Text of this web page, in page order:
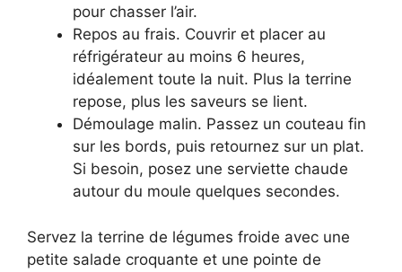
pour chasser l’air.
Repos au frais. Couvrir et placer au
réfrigérateur au moins 6 heures,
idéalement toute la nuit. Plus la terrine
repose, plus les saveurs se lient.
Démoulage malin. Passez un couteau fin
sur les bords, puis retournez sur un plat.
Si besoin, posez une serviette chaude
autour du moule quelques secondes.
Servez la terrine de légumes froide avec une
petite salade croquante et une pointe de